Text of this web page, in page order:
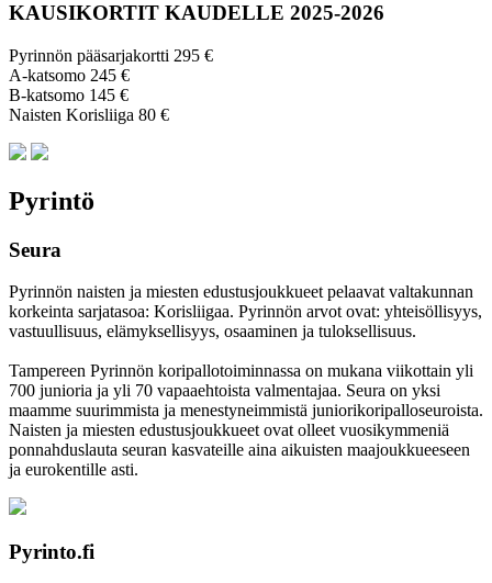
KAUSIKORTIT KAUDELLE 2025-2026
Pyrinnön pääsarjakortti 295 €
A-katsomo 245 €
B-katsomo 145 €
Naisten Korisliiga 80 €
Pyrintö
Seura
Pyrinnön naisten ja miesten edustusjoukkueet pelaavat valtakunnan
korkeinta sarjatasoa: Korisliigaa. Pyrinnön arvot ovat: yhteisöl­lisyys,
vastuul­lisuus, elämyk­sellisyys, osaaminen ja tulok­sellisuus.
Tampereen Pyrinnön kori­pallo­toimin­nassa on mukana viikottain yli
700 junioria ja yli 70 vapaa­ehtoista valmen­tajaa. Seura on yksi
maamme suurim­mista ja menes­tyneim­mistä juni­ori­kori­pallo­seuroista.
Naisten ja miesten edustus­joukkueet ovat olleet vuosi­kymmeniä
ponnahdus­lauta seuran kasvateille aina aikuisten maa­joukkueeseen
ja euro­kentille asti.
Pyrinto.fi